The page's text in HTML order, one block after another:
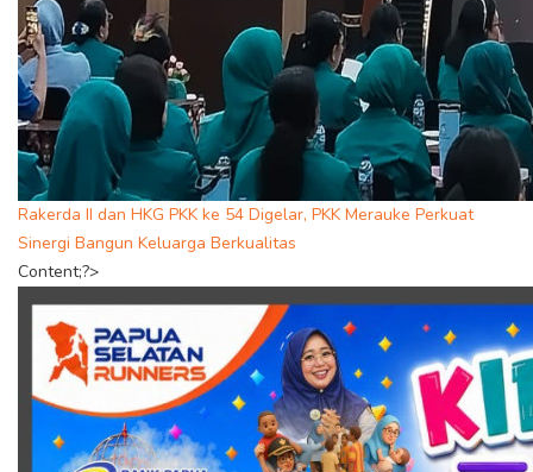
Rakerda II dan HKG PKK ke 54 Digelar, PKK Merauke Perkuat
Sinergi Bangun Keluarga Berkualitas
Content;?>